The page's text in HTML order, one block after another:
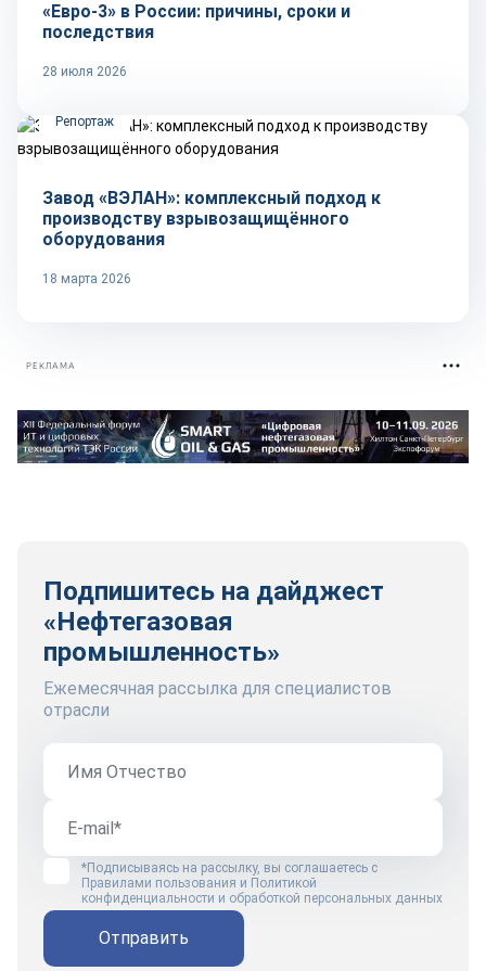
«Евро-3» в России: причины, сроки и
последствия
28 июля 2026
Репортаж
Завод «ВЭЛАН»: комплексный подход к
производству взрывозащищённого
оборудования
18 марта 2026
РЕКЛАМА
Подпишитесь на дайджест
«Нефтегазовая
промышленность»
Ежемесячная рассылка для специалистов
отрасли
*Подписываясь на рассылку, вы соглашаетесь с
Правилами пользования и Политикой
конфиденциальности и обработкой персональных данных
Отправить